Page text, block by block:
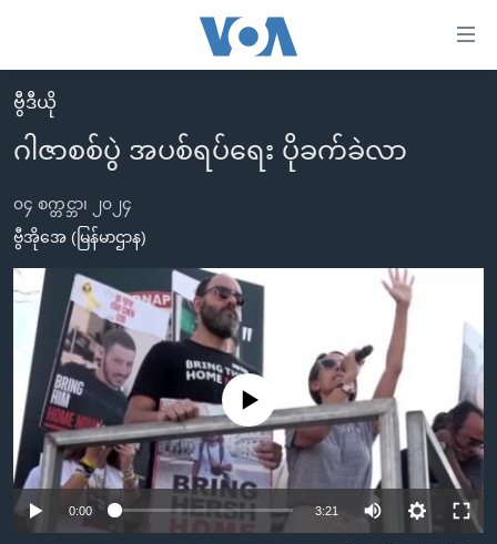
လွယ်ကူ
စေ
Link
များ
ပင်မ
အကြောင်းအရာ
ကျော်
ကြည့်
ရန်
ပင်မ
အ
ညွန်း
မူလစာမျက်နှာ
မြန်မာ
နိုင်ငံတကာ
အမေရိကန်
တရုတ်
အစ္စရေး-ပါလက်စတိုင်း
ဗွီဒီယို
သတင်းလွတ်လပ်ခွင့်
ရပ်ဝန်းတခု လမ်းတခု အလွန်
အင်္ဂလိပ်စာလေ့လာမယ်
အမေရိကန်သုံးအီဒီယံ
မကြေးမုံရဲ့ အင်္ဂလိပ်စာ
ရုပ်ရှင်ထဲက အင်္ဂလိပ်စာ
သုတပဒေသာ အင်္ဂလိပ်စာ
အပတ်စဉ်ကဏ္ဍများ
ရေဒီယို
တီဗွီ
ရေဒီယိုနှင့်ရုပ်သံ အချက်အလက်များ
ရေဒီယို/တီဗွီအစီအစဉ်
Learning English
ဗွီဒီယို
ဂါဇာစစ်ပွဲ အပစ်ရပ်ရေး ပိုခက်ခဲလာ
၀၄ စက္တင္ဘာ၊ ၂၀၂၄
ဗွီအိုအေ (မြန်မာဌာန)
No media source currently available
0:00 3:21